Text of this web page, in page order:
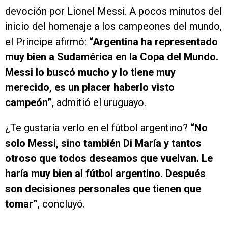
devoción por Lionel Messi. A pocos minutos del
inicio del homenaje a los campeones del mundo,
el Príncipe afirmó: “Argentina ha representado
muy bien a Sudamérica en la Copa del Mundo.
Messi lo buscó mucho y lo tiene muy
merecido, es un placer haberlo visto
campeón”, admitió el uruguayo.
¿Te gustaría verlo en el fútbol argentino? “No
solo Messi, sino también Di María y tantos
otroso que todos deseamos que vuelvan. Le
haría muy bien al fútbol argentino. Después
son decisiones personales que tienen que
tomar”, concluyó.